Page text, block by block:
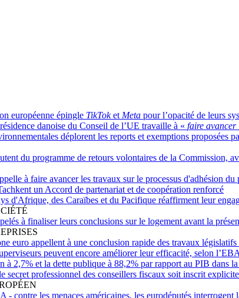
européenne épingle TikToket Meta pour l’opacité de leurs
danoise du Conseil de l’UE travaille à « faire avancer
déplorent les reports et exemptions proposées
du programme de retours volontaires de la Commission,
à faire avancer les travaux sur le processus d'adhésion du
un Accord de partenariat et de coopération renforcé
d'Afrique, des Caraïbes et du Pacifique réaffirment leur
à finaliser leurs conclusions sur le logement avant la
euro appellent à une conclusion rapide des travaux
peuvent encore améliorer leur efficacité, selon l’EBA
à 2,7% et la dette publique à 88,2% par rapport au PIB dans
secret professionnel des conseillers fiscaux soit inscrit
- contre les menaces américaines, les eurodéputés